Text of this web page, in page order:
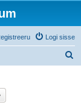
Logi sisse